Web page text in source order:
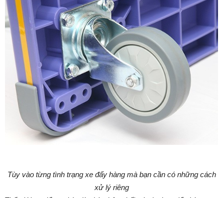
Tùy vào từng tình trạng xe đẩy hàng mà bạn cần có những cách
xử lý riêng